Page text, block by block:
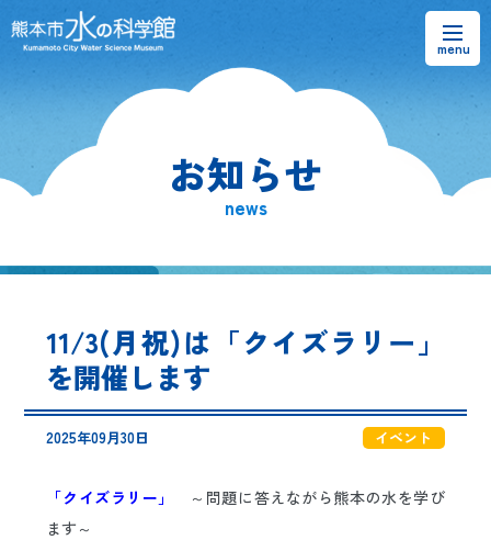
熊本市水の科学館とは
水のラーニングフィールド
お問い合わせ
日本語 ENGLISH 中文 한국어
お知らせ
news
11/3(月祝)は「クイズラリー」
を開催します
2025年09月30日 イベント
「クイズラリー」
～問題に答えながら熊本の水を学び
ます～